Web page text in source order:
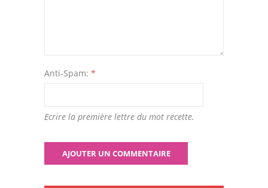
Anti-Spam: *
Ecrire la première lettre du mot recette.